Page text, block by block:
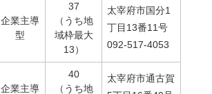
企業主導
型
37
（うち地
域枠最大
13）
太宰府市国分1
丁目13番11号
092-517-4053
企業主導
40
（うち地
太宰府市通古賀